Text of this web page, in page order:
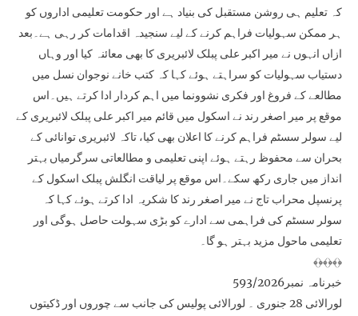
کہ تعلیم ہی روشن مستقبل کی بنیاد ہے اور حکومت تعلیمی اداروں کو
ہر ممکن سہولیات فراہم کرنے کے لیے سنجیدہ اقدامات کر رہی ہے۔بعد
ازاں انہوں نے میر اکبر علی پبلک لائبریری کا بھی معائنہ کیا اور وہاں
دستیاب سہولیات کو سراہتے ہوئے کہا کہ کتب خانے نوجوان نسل میں
مطالعے کے فروغ اور فکری نشوونما میں اہم کردار ادا کرتے ہیں۔اس
موقع پر میر اصغر رند نے اسکول میں قائم میر اکبر علی پبلک لائبریری کے
لیے سولر سسٹم فراہم کرنے کا اعلان بھی کیا، تاکہ لائبریری توانائی کے
بحران سے محفوظ رہتے ہوئے اپنی تعلیمی و مطالعاتی سرگرمیاں بہتر
انداز میں جاری رکھ سکے۔اس موقع پر لیاقت انگلش پبلک اسکول کے
پرنسپل محراب تاج نے میر اصغر رند کا شکریہ ادا کرتے ہوئے کہا کہ
سولر سسٹم کی فراہمی سے ادارے کو بڑی سہولت حاصل ہوگی اور
تعلیمی ماحول مزید بہتر ہو گا۔
﴾﴿﴾﴿﴾﴿
خبرنامہ نمبر593/2026
لورالائی 28 جنوری ۔ لورالائی پولیس کی جانب سے چوروں اور ڈکیتوں